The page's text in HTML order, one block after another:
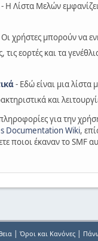
- Η Λίστα Μελών
Οι χρήστες μπορούν να
τις εορτές και τα
- Εδώ είναι μια λίστα
και
για την
Documentation Wiki,
ποιοι έκαναν το SMF
| Όροι και Κανόνες|